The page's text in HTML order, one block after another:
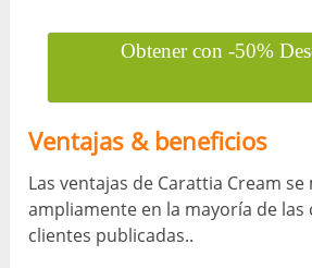
Obtener con -50%
Ventajas & beneficios
Las ventajas de Carattia Cream
ampliamente en la mayoría de las
clientes publicadas..